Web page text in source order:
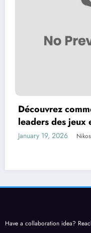
Découvrez
leaders des jeux
January 19, 2026
Have a collaboration idea?